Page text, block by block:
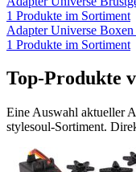
1 Produkte im Sortiment
Adapter Universe Boxen
1 Produkte im Sortiment
Top-Produkte
Eine Auswahl aktueller
stylesoul-Sortiment.